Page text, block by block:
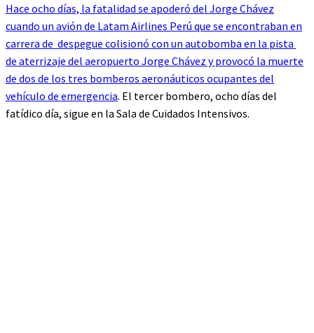
Hace ocho días, la fatalidad se apoderó del Jorge Chávez
cuando un avión de Latam Airlines Perú que se encontraban en
carrera de despegue colisionó con un autobomba en la pista
de aterrizaje del aeropuerto Jorge Chávez y provocó la muerte
de dos de los tres bomberos aeronáuticos ocupantes del
vehículo de emergencia. El tercer bombero, ocho días del
fatídico día, sigue en la Sala de Cuidados Intensivos.